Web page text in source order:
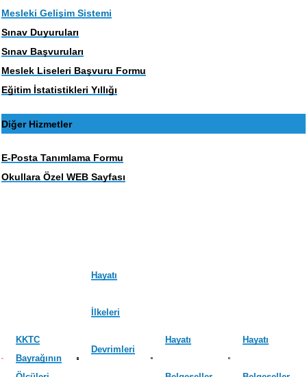
Mesleki Gelişim Sistemi
Sınav Duyuruları
Sınav Başvuruları
Meslek Liseleri Başvuru Formu
Eğitim İstatistikleri Yıllığı
Diğer Hizmetler
E-Posta Tanımlama Formu
Okullara Özel WEB Sayfası
KKTC
Bayrağının
Hayatı
İlkeleri
Devrimleri
Hayatı Hayatı